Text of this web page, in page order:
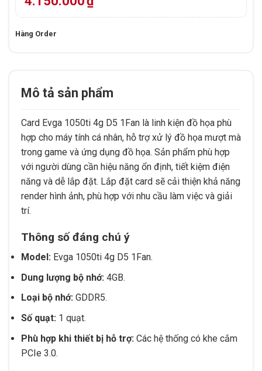
Hàng Order
Mô tả sản phẩm
Card Evga 1050ti 4g D5 1Fan là linh kiện đồ họa phù
hợp cho máy tính cá nhân, hỗ trợ xử lý đồ họa mượt mà
trong game và ứng dụng đồ họa. Sản phẩm phù hợp
với người dùng cần hiệu năng ổn định, tiết kiệm điện
năng và dễ lắp đặt. Lắp đặt card sẽ cải thiện khả năng
render hình ảnh, phù hợp với nhu cầu làm việc và giải
trí.
Thông số đáng chú ý
Model: Evga 1050ti 4g D5 1Fan.
Dung lượng bộ nhớ: 4GB.
Loại bộ nhớ: GDDR5.
Số quạt: 1 quạt.
Phù hợp khi thiết bị hỗ trợ: Các hệ thống có khe cắm
PCIe 3.0.